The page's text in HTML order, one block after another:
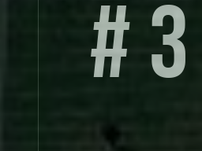
# 3